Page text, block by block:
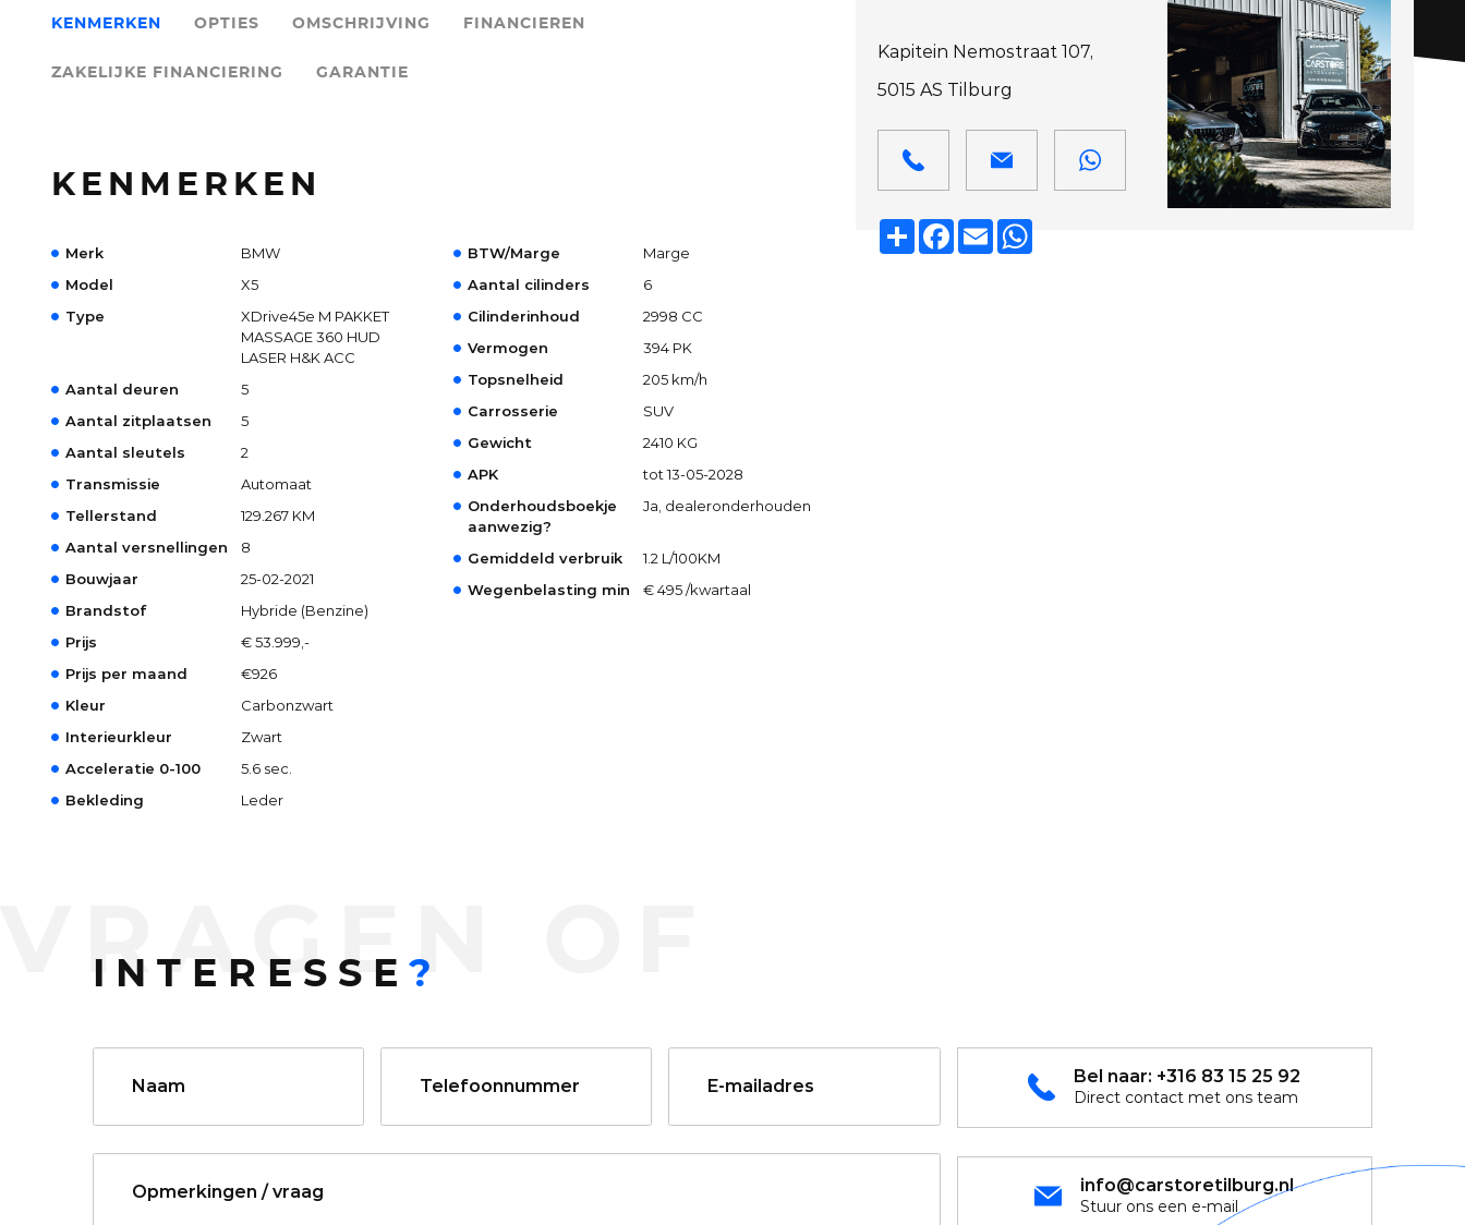
KENMERKEN OPTIES OMSCHRIJVING FINANCIEREN
ZAKELIJKE FINANCIERING GARANTIE
KENMERKEN
Merk
BMW
Model
X5
Type
XDrive45e M PAKKET
MASSAGE 360 HUD
LASER H&K ACC
Aantal deuren
5
Aantal zitplaatsen
5
Aantal sleutels
2
Transmissie
Automaat
Tellerstand
129.267 KM
Aantal versnellingen
8
Bouwjaar
25-02-2021
Brandstof
Hybride (Benzine)
Prijs
€ 53.999,-
Prijs per maand
€926
Kleur
Carbonzwart
Interieurkleur
Zwart
Acceleratie 0-100
5.6 sec.
Bekleding
Leder
BTW/Marge
Marge
Aantal cilinders
6
Cilinderinhoud
2998 CC
Vermogen
394 PK
Topsnelheid
205 km/h
Carrosserie
SUV
Gewicht
2410 KG
APK
tot 13-05-2028
Onderhoudsboekje
aanwezig?
Ja, dealeronderhouden
Gemiddeld verbruik
1.2 L/100KM
Wegenbelasting min
€ 495 /kwartaal
Kapitein Nemostraat 107,
5015 AS Tilburg
Deel Facebook
Email
VRAGEN OF
INTERESSE ?
Bel naar: +316 83 15 25 92
Direct contact met ons team
info@carstoretilburg.nl
Stuur ons een e-mail